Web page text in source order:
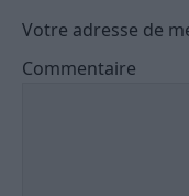
Votre adresse de
Commentaire